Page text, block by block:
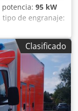
potencia: 95 kW
tipo de engranaje:
, color:blanco,
Programa
€ (neto) *
L2H2, 6 plazas,
Euro 6
Clasificado